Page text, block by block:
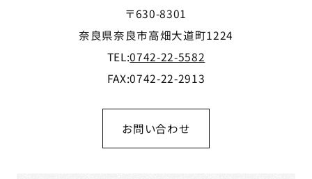
〒630-8301
奈良県奈良市高畑大道町1224
TEL:0742-22-5582
FAX:0742-22-2913
お問い合わせ